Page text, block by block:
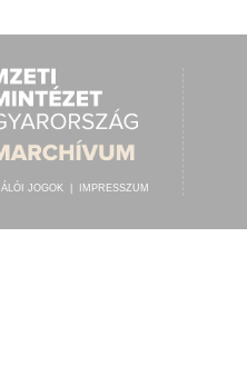
ORFEUM ZENEKARA
JOGOK IMPRESSZUM